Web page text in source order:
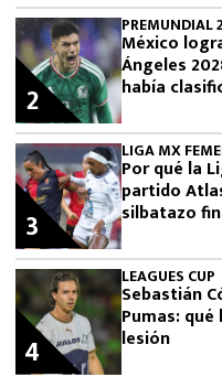
PREMUNDIAL
México
Ángeles
había
2
LIGA MX
Por qué la
partido
silbatazo
3
LEAGUES CUP
Sebastián
Pumas:
lesión
4